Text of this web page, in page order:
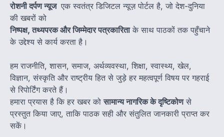
रोशनी दर्पण न्यूज एक स्वतंत्र डिजिटल न्यूज़ पोर्टल है, जो देश-दुनिया
की खबरों को
निष्पक्ष, तथ्यपरक और जिम्मेदार पत्रकारिताके साथ पाठकों तक पहुँचाने
के उद्देश्य से कार्य करता है।
हम राजनीति, शासन, समाज, अर्थव्यवस्था, शिक्षा, स्वास्थ्य, खेल,
विज्ञान, संस्कृति और राष्ट्रीय हित से जुड़े हर महत्वपूर्ण विषय पर गहराई
से रिपोर्टिंग करते हैं।
हमारा प्रयास है कि हर खबर कोसामान्य नागरिक के दृष्टिकोणसे
प्रस्तुत किया जाए, ताकि पाठक सही और संतुलित जानकारी प्राप्त कर
सकें।